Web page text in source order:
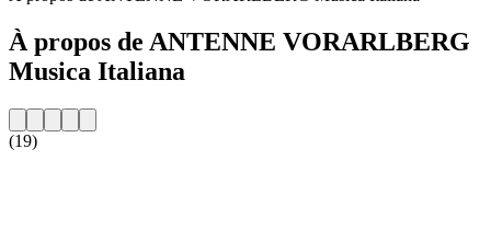
À propos de ANTENNE VORARLBERG
Musica Italiana
(19)